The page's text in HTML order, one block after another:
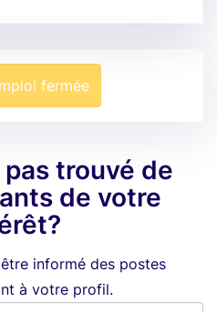
fermée
trouvé de
de votre
informé des postes
à votre profil.